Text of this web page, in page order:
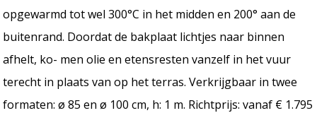
opgewarmd tot wel 300°C in het midden en 200° aan de
buitenrand. Doordat de bakplaat lichtjes naar binnen
afhelt, ko- men olie en etensresten vanzelf in het vuur
terecht in plaats van op het terras. Verkrijgbaar in twee
formaten: ø 85 en ø 100 cm, h: 1 m. Richtprijs: vanaf € 1.795